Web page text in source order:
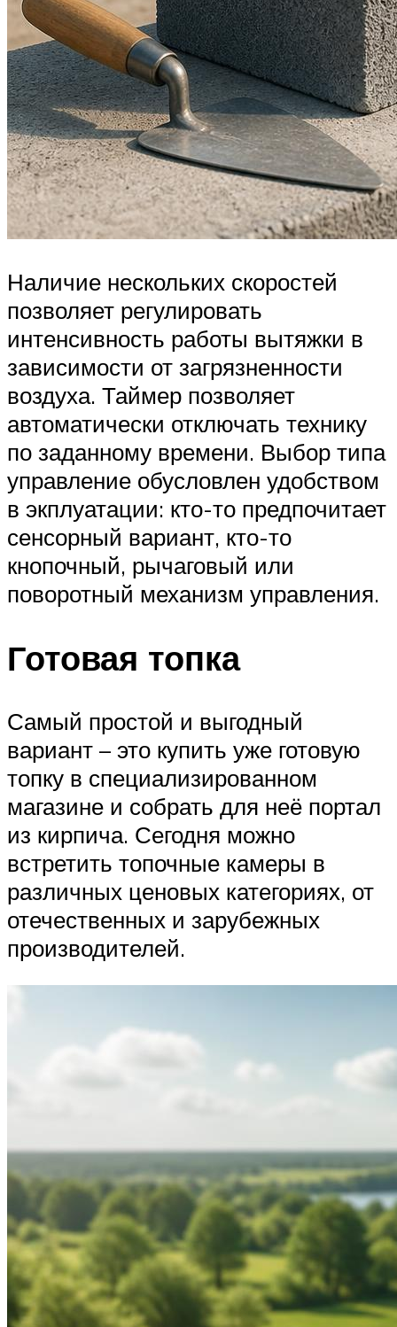
Наличие нескольких скоростей
позволяет регулировать
интенсивность работы вытяжки в
зависимости от загрязненности
воздуха. Таймер позволяет
автоматически отключать технику
по заданному времени. Выбор типа
управление обусловлен удобством
в экплуатации: кто-то предпочитает
сенсорный вариант, кто-то
кнопочный, рычаговый или
поворотный механизм управления.
Готовая топка
Самый простой и выгодный
вариант – это купить уже готовую
топку в специализированном
магазине и собрать для неё портал
из кирпича. Сегодня можно
встретить топочные камеры в
различных ценовых категориях, от
отечественных и зарубежных
производителей.